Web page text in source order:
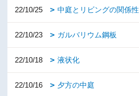
22/10/25 中庭とリビングの関係性
22/10/23 ガルバリウム鋼板
22/10/18 液状化
22/10/16 夕方の中庭